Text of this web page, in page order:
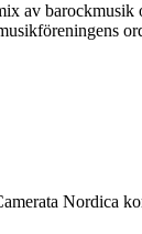
av
Nordica